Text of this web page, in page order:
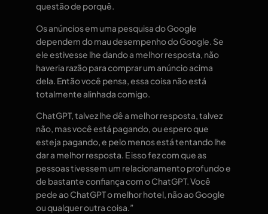
questão de porquê.
Os anúncios em uma pesquisa do Google
dependem do mau desempenho do Google. Se
ele estivesse lhe dando a melhor resposta, não
haveria razão para comprar um anúncio acima
dela. Então você pensa, essa coisa não está
totalmente alinhada comigo.
ChatGPT, talvez lhe dê a melhor resposta, talvez
não, mas você está pagando, ou espero que
esteja pagando, e pelo menos está tentando lhe
dar a melhor resposta. E isso fez com que as
pessoas tivessem um relacionamento profundo e
de bastante confiança com o ChatGPT. Você
pede ao ChatGPT o melhor hotel, não ao Google
ou qualquer outra coisa.”